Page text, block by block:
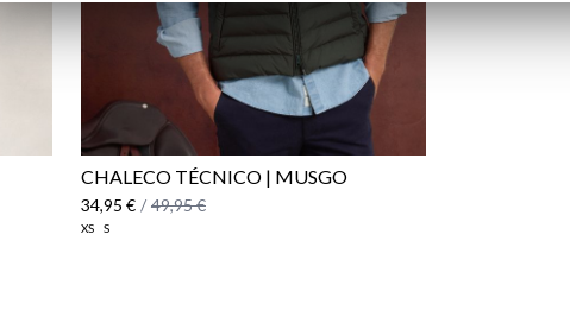
CHALECO TÉCNICO | MUSGO
34,95 € / 49,95 €
XS S